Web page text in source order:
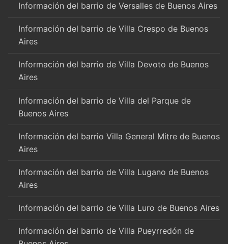
Información del barrio de Versalles de Buenos Aires
Información del barrio de Villa Crespo de Buenos
Aires
Información del barrio de Villa Devoto de Buenos
Aires
Información del barrio de Villa del Parque de
Buenos Aires
Información del barrio Villa General Mitre de Buenos
Aires
Información del barrio de Villa Lugano de Buenos
Aires
Información del barrio de Villa Luro de Buenos Aires
Información del barrio de Villa Pueyrredón de